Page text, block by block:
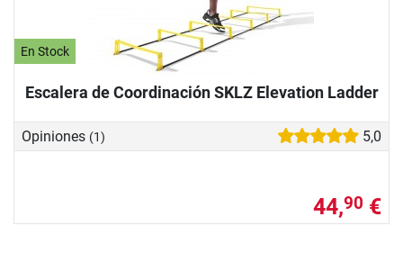
En Stock
Escalera de Coordinación SKLZ Elevation Ladder
Opiniones (1) 5,0
44,90 €